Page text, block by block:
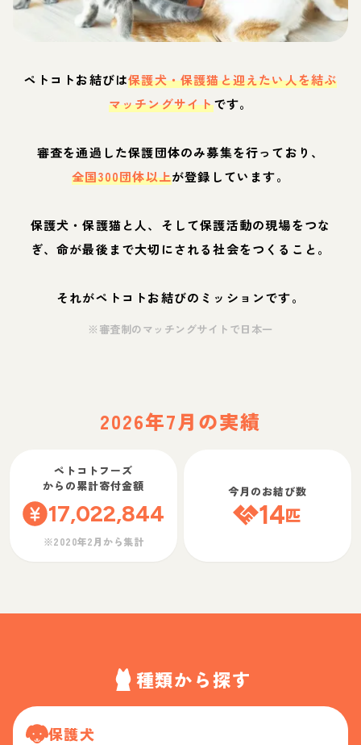
ペトコトお結びは保護犬・保護猫と迎えたい人を結ぶ
マッチングサイトです。
審査を通過した保護団体のみ募集を行っており、
全国300団体以上が登録しています。
保護犬・保護猫と人、そして保護活動の現場をつな
ぎ、命が最後まで大切にされる社会をつくること。
それがペトコトお結びのミッションです。
※審査制のマッチングサイトで日本一
2026年7月の実績
ペトコトフーズ
からの累計寄付金額
17,022,844
※2020年2月から集計
今月のお結び数
14匹
種類から探す
保護犬